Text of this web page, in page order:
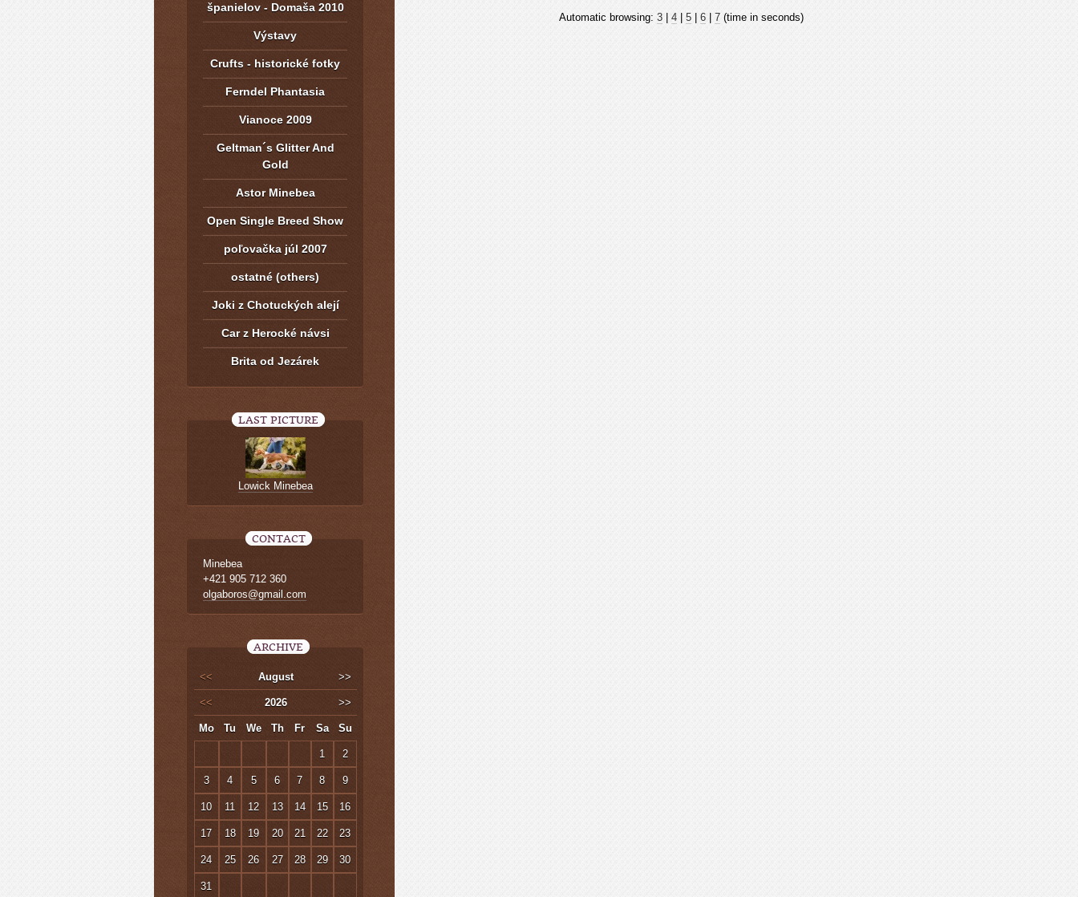
Automatic browsing: 3 4 5 6 7 (time in seconds)
španielov - Domaša 2010
Výstavy
Crufts - historické fotky
Ferndel Phantasia
Vianoce 2009
Geltman´s Glitter And
Gold
Astor Minebea
Open Single Breed Show
poľovačka júl 2007
ostatné (others)
Joki z Chotuckých alejí
Car z Herocké návsi
Brita od Jezárek
LAST PICTURE
Lowick Minebea
CONTACT
Minebea
+421 905 712 360
olgaboros@gmail.com
ARCHIVE
<< August >>
<< 2026 >>
Mo Tu We Th Fr Sa Su
1 2
3 4 5 6 7 8 9
10 11 12 13 14 15 16
17 18 19 20 21 22 23
24 25 26 27 28 29 30
31